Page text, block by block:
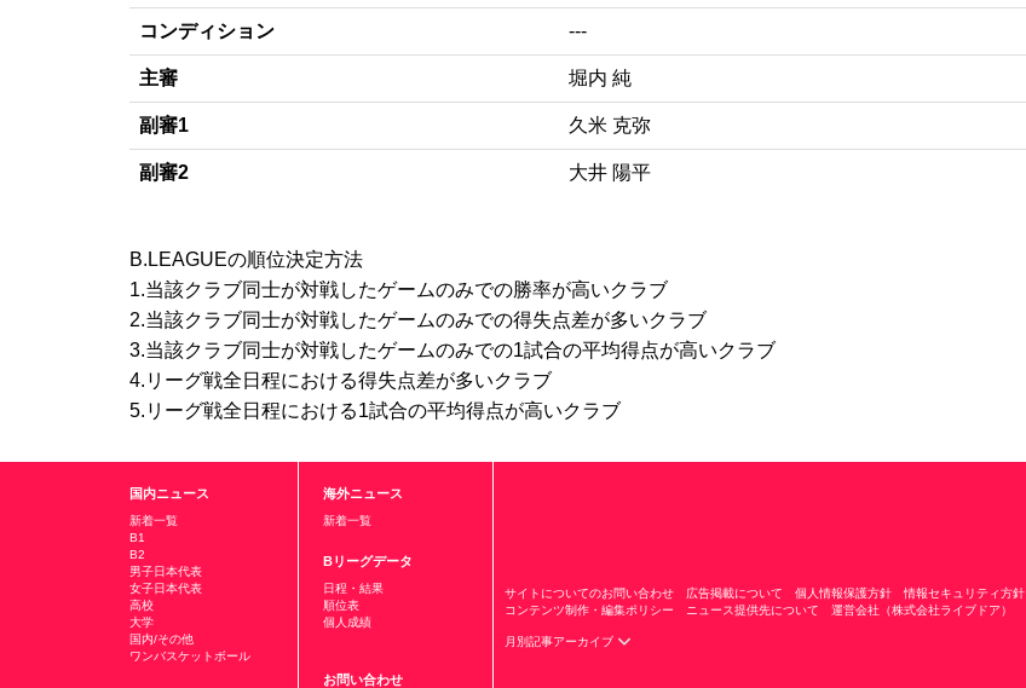
コンディション ---
主審 堀内 純
副審1 久米 克弥
副審2 大井 陽平
B.LEAGUEの順位決定方法
1.当該クラブ同士が対戦したゲームのみでの勝率が高いクラブ
2.当該クラブ同士が対戦したゲームのみでの得失点差が多いクラブ
3.当該クラブ同士が対戦したゲームのみでの1試合の平均得点が高いクラブ
4.リーグ戦全日程における得失点差が多いクラブ
5.リーグ戦全日程における1試合の平均得点が高いクラブ
国内ニュース
新着一覧
B1
B2
男子日本代表
女子日本代表
高校
大学
国内/その他
ワンバスケットボール
海外ニュース
新着一覧
Bリーグデータ
日程・結果
順位表
個人成績
お問い合わせ
サイトについてのお問い合わせ 広告掲載について 個人情報保護方針 情報セキュリティ方針
コンテンツ制作・編集ポリシー
ニュース提供先について 運営会社（株式会社ライブドア）
月別記事アーカイブ